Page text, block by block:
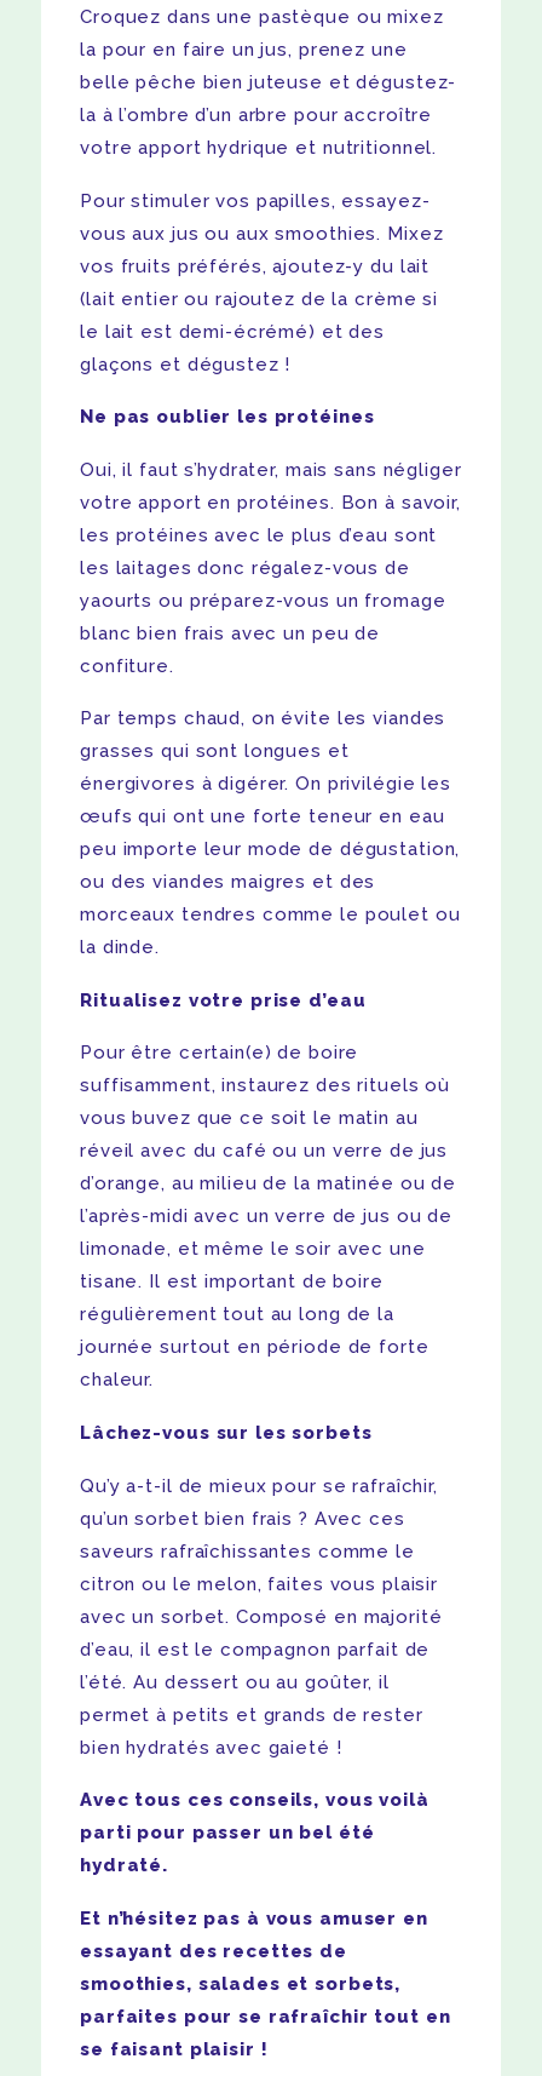
Croquez dans une pastèque ou mixez
la pour en faire un jus, prenez une
belle pêche bien juteuse et dégustez-
la à l’ombre d’un arbre pour accroître
votre apport hydrique et nutritionnel.
Pour stimuler vos papilles, essayez-
vous aux jus ou aux smoothies. Mixez
vos fruits préférés, ajoutez-y du lait
(lait entier ou rajoutez de la crème si
le lait est demi-écrémé) et des
glaçons et dégustez !
Ne pas oublier les protéines
Oui, il faut s’hydrater, mais sans négliger
votre apport en protéines. Bon à savoir,
les protéines avec le plus d’eau sont
les laitages donc régalez-vous de
yaourts ou préparez-vous un fromage
blanc bien frais avec un peu de
confiture.
Par temps chaud, on évite les viandes
grasses qui sont longues et
énergivores à digérer. On privilégie les
œufs qui ont une forte teneur en eau
peu importe leur mode de dégustation,
ou des viandes maigres et des
morceaux tendres comme le poulet ou
la dinde.
Ritualisez votre prise d’eau
Pour être certain(e) de boire
suffisamment, instaurez des rituels où
vous buvez que ce soit le matin au
réveil avec du café ou un verre de jus
d’orange, au milieu de la matinée ou de
l’après-midi avec un verre de jus ou de
limonade, et même le soir avec une
tisane. Il est important de boire
régulièrement tout au long de la
journée surtout en période de forte
chaleur.
Lâchez-vous sur les sorbets
Qu’y a-t-il de mieux pour se rafraîchir,
qu’un sorbet bien frais ? Avec ces
saveurs rafraîchissantes comme le
citron ou le melon, faites vous plaisir
avec un sorbet. Composé en majorité
d’eau, il est le compagnon parfait de
l’été. Au dessert ou au goûter, il
permet à petits et grands de rester
bien hydratés avec gaieté !
Avec tous ces conseils, vous voilà
parti pour passer un bel été
hydraté.
Et n’hésitez pas à vous amuser en
essayant des recettes de
smoothies, salades et sorbets,
parfaites pour se rafraîchir tout en
se faisant plaisir !